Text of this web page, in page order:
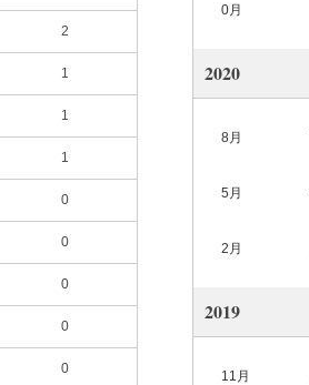
2
1
1
1
0
0
0
0
0
0月
2020
8月
5月
2月
2019
11月